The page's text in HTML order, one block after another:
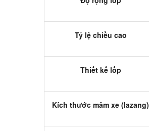
Tỷ lệ chiều cao
Thiết kế lốp
Kích thước mâm xe (lazang)